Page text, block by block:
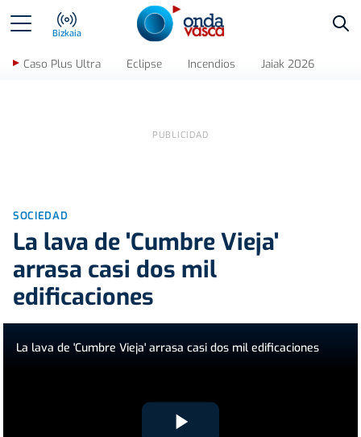
Bizkaia
Caso Plus Ultra Eclipse Incendios Jaiak 2026
SOCIEDAD
La lava de 'Cumbre Vieja'
arrasa casi dos mil
edificaciones
La lava de 'Cumbre Vieja' arrasa casi dos mil edificaciones